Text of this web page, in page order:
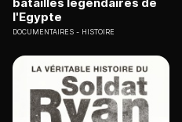
l'Egypte
DOCUMENTAIRES HISTOIRE